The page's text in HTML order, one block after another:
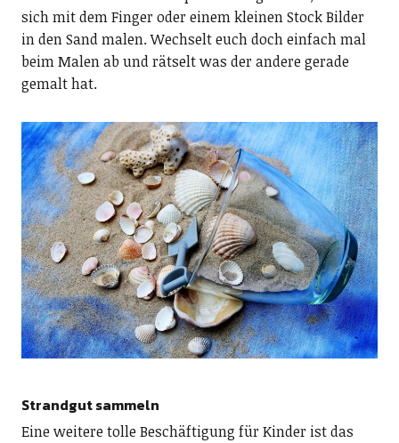
sich mit dem Finger oder einem kleinen Stock Bilder
in den Sand malen. Wechselt euch doch einfach mal
beim Malen ab und rätselt was der andere gerade
gemalt hat.
Strandgut sammeln
Eine weitere tolle Beschäftigung für Kinder ist das